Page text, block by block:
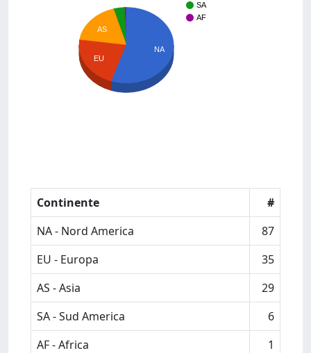
SA
AF
AS
EU
NA
Continente
#
NA - Nord America
87
EU - Europa
35
AS - Asia
29
SA - Sud America
6
AF - Africa
1